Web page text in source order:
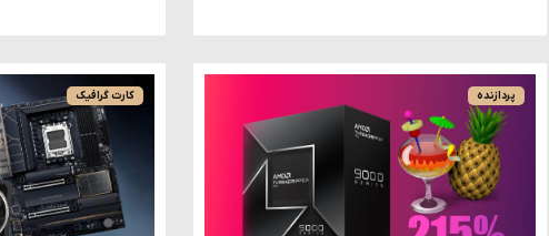
پردازنده کارت گرافیک